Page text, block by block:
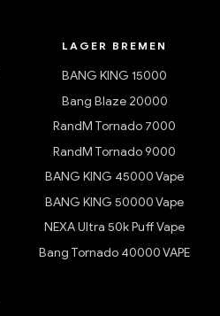
LAGER BREMEN
BANG KING 15000
Bang Blaze 20000
RandM Tornado 7000
RandM Tornado 9000
BANG KING 45000 Vape
BANG KING 50000 Vape
NEXA Ultra 50k Puff Vape
Bang Tornado 40000 VAPE